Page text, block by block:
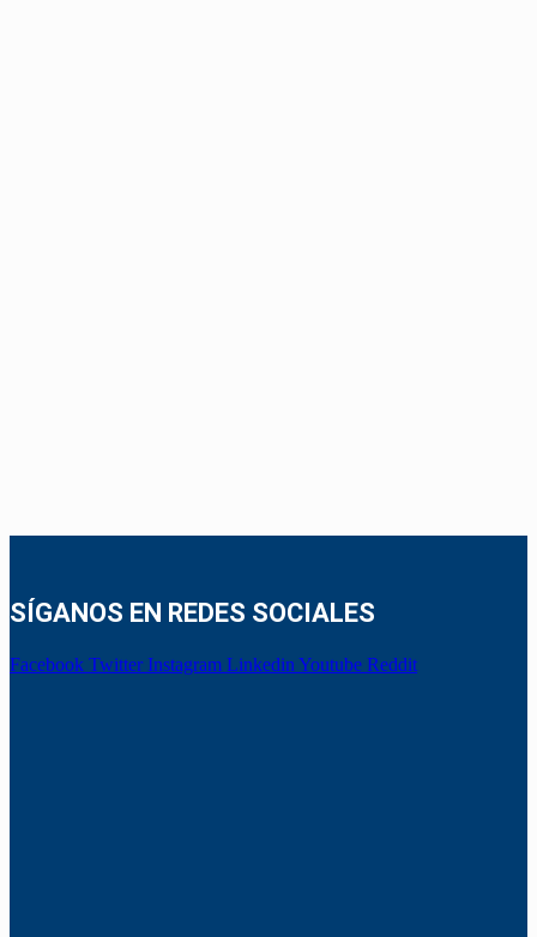
SÍGANOS EN REDES SOCIALES
Facebook Twitter Instagram Linkedin Youtube Reddit